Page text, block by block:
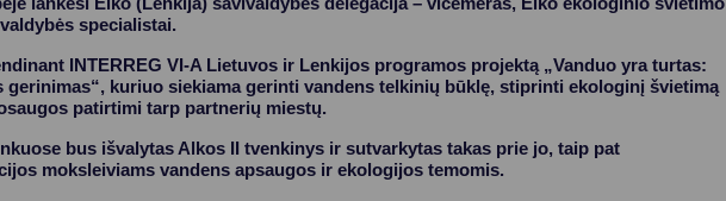
specialistai.
INTERREG VI-A Lietuvos ir Lenkijos programos projektą „Vanduo yra turtas:
gerinimas“, kuriuo siekiama gerinti vandens telkinių būklę, stiprinti ekologinį švietimą
patirtimi tarp partnerių miestų.
bus išvalytas Alkos II tvenkinys ir sutvarkytas takas prie jo, taip pat
moksleiviams vandens apsaugos ir ekologijos temomis.